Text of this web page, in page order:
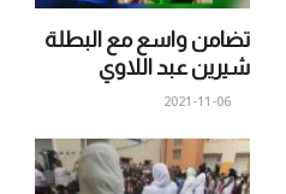
تضامن واسع مع البطلة
شيرين عبد اللاوي
2021-11-06